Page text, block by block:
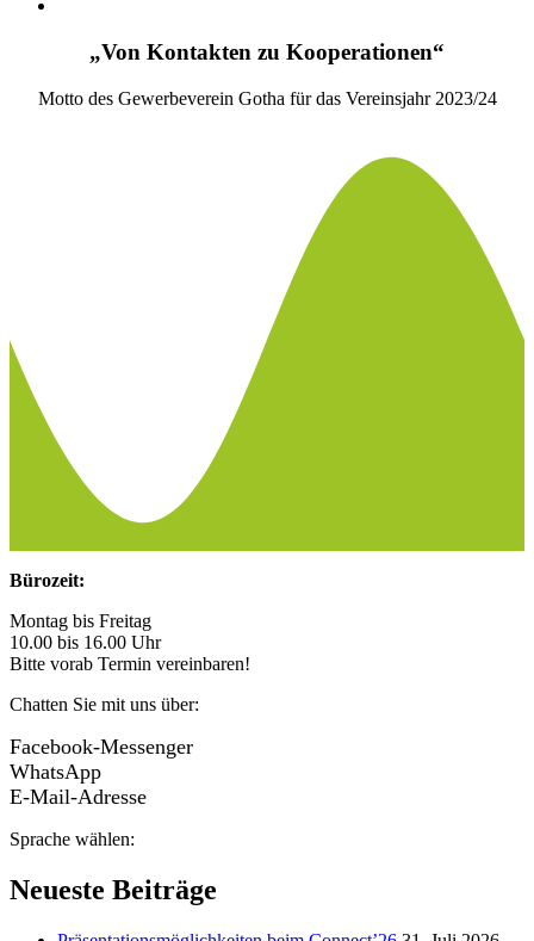
„Von Kontakten zu Kooperationen“
Motto des Gewerbeverein Gotha für das Vereinsjahr 2023/24
Bürozeit:
Montag bis Freitag
10.00 bis 16.00 Uhr
Bitte vorab Termin vereinbaren!
Chatten Sie mit uns über:
Facebook-Messenger
WhatsApp
E-Mail-Adresse
Sprache wählen:
Neueste Beiträge